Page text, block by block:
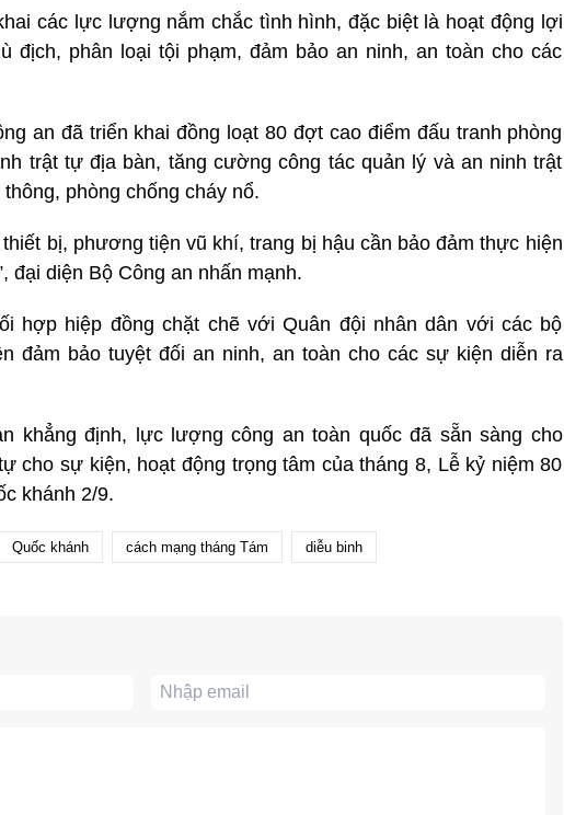
các lực lượng nắm chắc tình hình, đặc biệt là hoạt động lợi
địch, phân loại tội phạm, đảm bảo an ninh, an toàn cho các
an đã triển khai đồng loạt 80 đợt cao điểm đấu tranh phòng
trật tự địa bàn, tăng cường công tác quản lý và an ninh trật
phòng chống cháy nổ.
bị, phương tiện vũ khí, trang bị hậu cần bảo đảm thực hiện
đại diện Bộ Công an nhấn mạnh.
hợp hiệp đồng chặt chẽ với Quân đội nhân dân với các bộ
đảm bảo tuyệt đối an ninh, an toàn cho các sự kiện diễn ra
khẳng định, lực lượng công an toàn quốc đã sẵn sàng cho
cho sự kiện, hoạt động trọng tâm của tháng 8, Lễ kỷ niệm 80
khánh 2/9.
Quốc khánh cách mạng tháng Tám diễu binh